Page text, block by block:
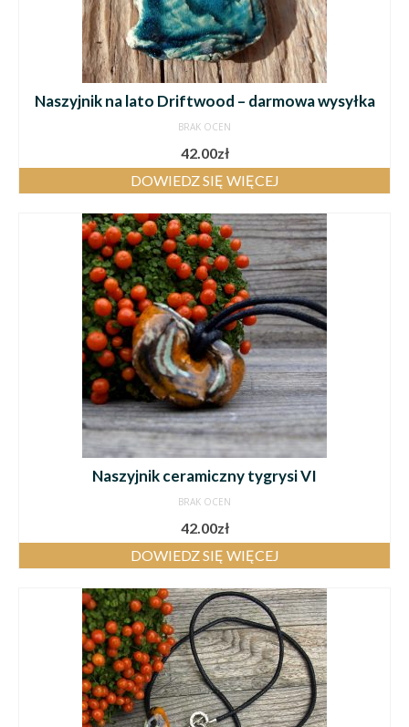
Naszyjnik na lato Driftwood – darmowa wysyłka
BRAK OCEN
42.00zł
DOWIEDZ SIĘ WIĘCEJ
Naszyjnik ceramiczny tygrysi VI
BRAK OCEN
42.00zł
DOWIEDZ SIĘ WIĘCEJ